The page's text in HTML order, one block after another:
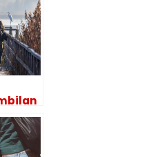
Yang